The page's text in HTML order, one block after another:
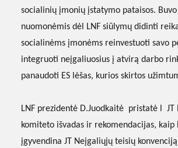
socialinių įmonių įstatymo pataisos. Buvo
nuomonėmis dėl LNF siūlymų didinti
socialinėms įmonėms reinvestuoti savo
integruoti neįgaliuosius į atvirą darbo
panaudoti ES lėšas, kurios skirtos
LNF prezidentė D.Juodkaitė pristatė l JT
komiteto išvadas ir rekomendacijas, kaip
įgyvendina JT Neįgaliųjų teisių